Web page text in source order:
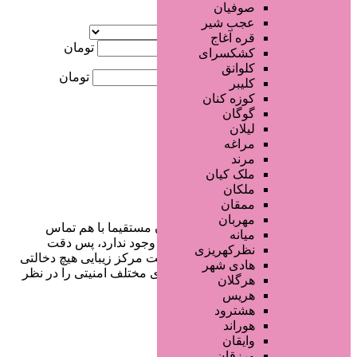
صوفیان
عجب شیر
قره آغاج
کشکسرای
کلوانق
کلیبر
کوزه کنان
گوگان
لیلان
مراغه
مرند
ملک کیان
ملکان
ممقان
مهربان
میانه
نظرکهریزی
هادی شهر
هرگلان
هریس
هشترود
هوراند
وایقان
کمترین قیمت
تومان
بیشترین قیمت تومان
در سایت تبلیغاتی مرکز زیبایی کاربران مستقیما با هم تماس
می‌گیرند و هیچ واسطه‌ای در این میان وجود ندارد، پس دقت
فرمایید که در خرید و فروشِ شما سایت مرکز زیبایی هیچ دخالتی
نداشته و کاربران باید خودشان جنبه‌های مختلف امنیتی را در نظر
دسترسی سریع